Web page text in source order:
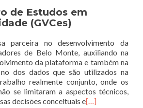
de Estudos em
(GVCes)
parceira no desenvolvimento da
de Belo Monte, auxiliando na
da plataforma e também na
dos dados que são utilizados na
realmente conjunto, onde os
se limitaram a aspectos técnicos,
decisões conceituais e[…]